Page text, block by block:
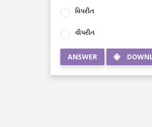
વિપરીત
વીપરીત
ANSWER